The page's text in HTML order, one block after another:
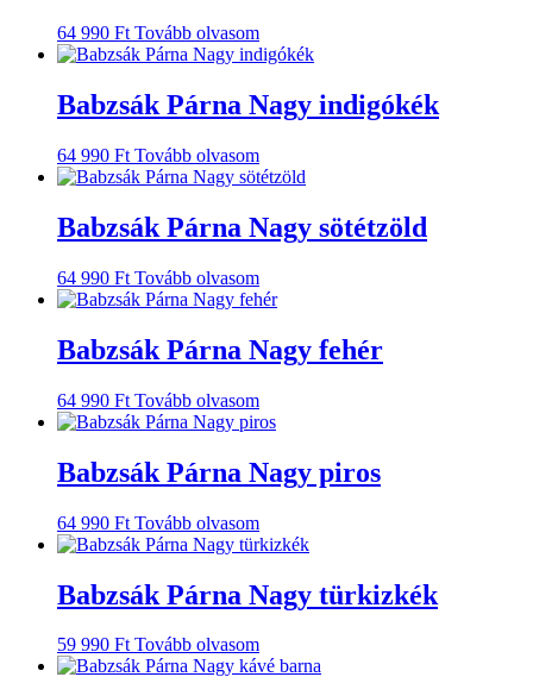
64 990 Ft Tovább olvasom
Babzsák Párna Nagy indigókék
64 990 Ft Tovább olvasom
Babzsák Párna Nagy sötétzöld
64 990 Ft Tovább olvasom
Babzsák Párna Nagy fehér
64 990 Ft Tovább olvasom
Babzsák Párna Nagy piros
64 990 Ft Tovább olvasom
Babzsák Párna Nagy türkizkék
59 990 Ft Tovább olvasom